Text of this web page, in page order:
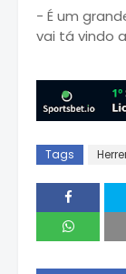
- É um
vai tá vindo
Tags